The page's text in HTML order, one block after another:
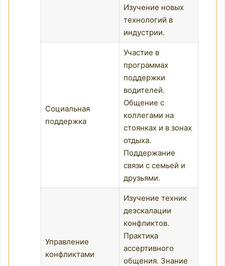
Изучение новых
технологий в
индустрии.
Социальная
поддержка
Участие в
программах
поддержки
водителей.
Общение с
коллегами на
стоянках и в зонах
отдыха.
Поддержание
связи с семьей и
друзьями.
Управление
конфликтами
Изучение техник
деэскалации
конфликтов.
Практика
ассертивного
общения. Знание